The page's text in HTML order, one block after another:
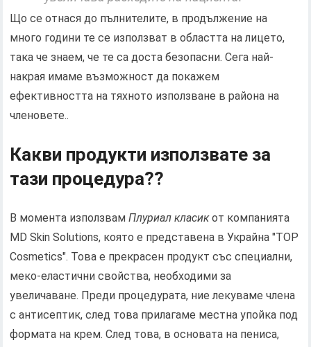
Що се отнася до пълнителите, в продължение на
много години те се използват в областта на лицето,
така че знаем, че те са доста безопасни. Сега най-
накрая имаме възможност да покажем
ефективността на тяхното използване в района на
членовете..
Какви продукти използвате за
тази процедура??
В момента използвамПлуриал класикот компанията
MD Skin Solutions, която е представена в Украйна "TOP
Cosmetics". Това е прекрасен продукт със специални,
меко-еластични свойства, необходими за
увеличаване. Преди процедурата, ние лекуваме члена
с антисептик, след това прилагаме местна упойка под
формата на крем. След това, в основата на пениса,